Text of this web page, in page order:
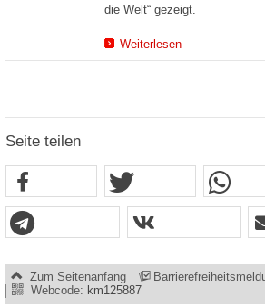
die Welt“ gezeigt.
Weiterlesen
Seite teilen
Zum Seitenanfang
Webcode: km125887